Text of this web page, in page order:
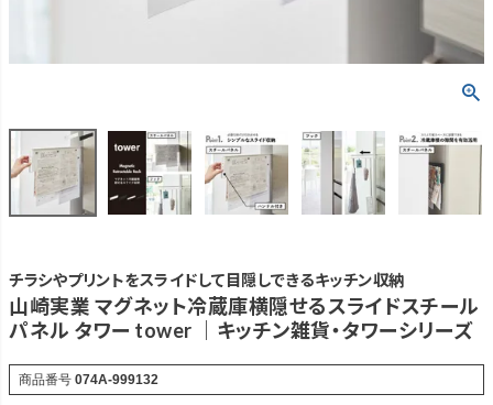
チラシやプリントをスライドして目隠しできるキッチン収納
山崎実業 マグネット冷蔵庫横隠せるスライドスチール
パネル タワー tower ｜キッチン雑貨・タワーシリーズ
商品番号 074A-999132